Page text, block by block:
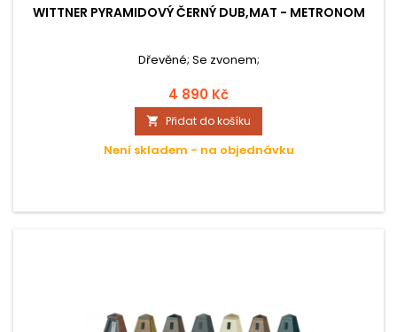
WITTNER PYRAMIDOVÝ ČERNÝ DUB,MAT - METRONOM
Dřevěné; Se zvonem;
4 890 Kč
 Přidat do košíku
Není skladem - na objednávku